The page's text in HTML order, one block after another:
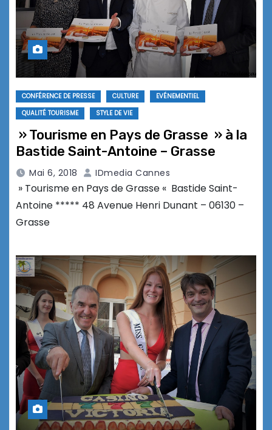
CONFÉRENCE DE PRESSE CULTURE
EVÉNEMENTIEL
QUALITÉ TOURISME
STYLE DE VIE
» Tourisme en Pays de Grasse » à la
Bastide Saint-Antoine – Grasse
Mai 6, 2018 IDmedia Cannes
» Tourisme en Pays de Grasse « Bastide Saint-
Antoine ***** 48 Avenue Henri Dunant – 06130 –
Grasse